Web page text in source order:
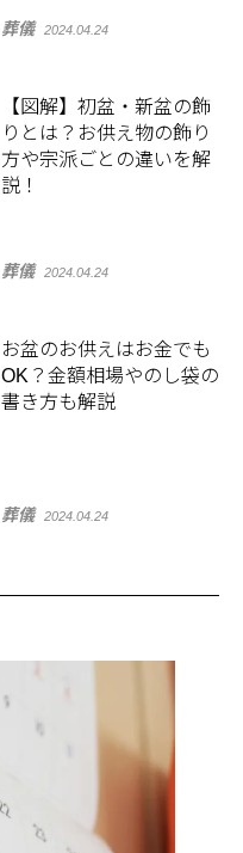
葬儀 2024.04.24
【図解】初盆・新盆の飾
りとは？お供え物の飾り
方や宗派ごとの違いを解
説！
葬儀 2024.04.24
お盆のお供えはお金でも
OK？金額相場やのし袋の
書き方も解説
葬儀 2024.04.24